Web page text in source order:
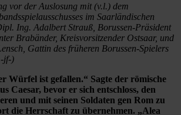
vor der Auslosung mit (v.l.) dem
im Saarländischen
Ing. Adalbert Strauß, Borussen-Präsident
Brabänder, Kreisvorsitzender Ostsaar, und
Gattin des früheren Borussen-Spielers
jf-)
Würfel ist gefallen.“ Sagte der römische
Caesar, bevor er sich entschloss, den
und mit seinen Soldaten gen Rom zu
die Herrschaft zu übernehmen. „Alea